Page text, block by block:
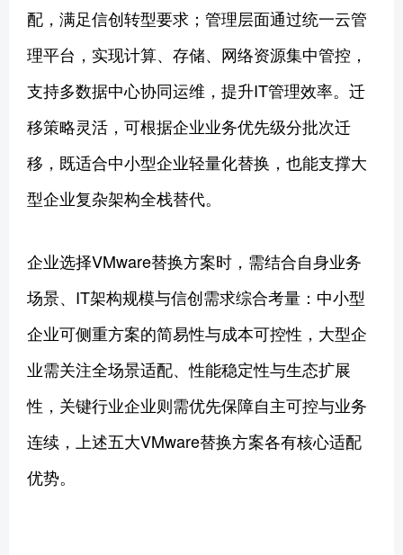
配，满足信创转型要求；管理层面通过统一云管
理平台，实现计算、存储、网络资源集中管控，
支持多数据中心协同运维，提升IT管理效率。迁
移策略灵活，可根据企业业务优先级分批次迁
移，既适合中小型企业轻量化替换，也能支撑大
型企业复杂架构全栈替代。
企业选择VMware替换方案时，需结合自身业务
场景、IT架构规模与信创需求综合考量：中小型
企业可侧重方案的简易性与成本可控性，大型企
业需关注全场景适配、性能稳定性与生态扩展
性，关键行业企业则需优先保障自主可控与业务
连续，上述五大VMware替换方案各有核心适配
优势。